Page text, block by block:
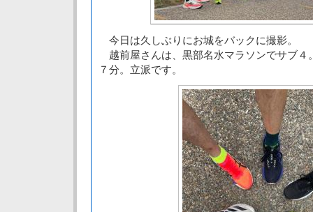
今日は久しぶりにお城をバックに撮影。
越前屋さんは、黒部名水マラソンでサブ４
７分。立派です。